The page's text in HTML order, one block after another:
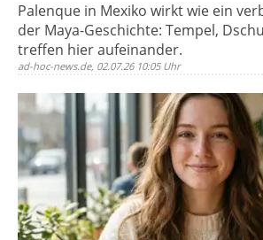
Palenque in Mexiko wirkt wie ein
der Maya-Geschichte: Tempel,
treffen hier aufeinander.
ad-hoc-news.de, 02.07.26 10:05 Uhr